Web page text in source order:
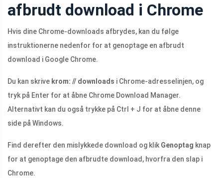
afbrudt download i Chrome
Hvis dine Chrome-downloads afbrydes, kan du følge
instruktionerne nedenfor for at genoptage en afbrudt
download i Google Chrome.
Du kan skrive krom: // downloads i Chrome-adresselinjen, og
tryk på Enter for at åbne Chrome Download Manager.
Alternativt kan du også trykke på Ctrl + J for at åbne denne
side på Windows.
Find derefter den mislykkede download og klik Genoptag knap
for at genoptage den afbrudte download, hvorfra den slap i
Chrome.